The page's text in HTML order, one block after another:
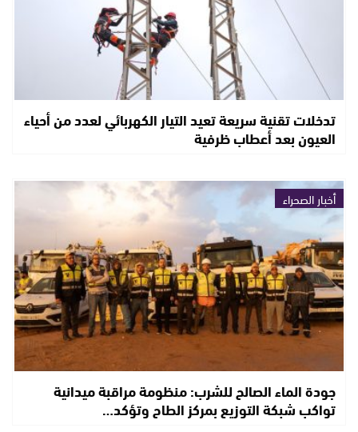
تدخلات تقنية سريعة تعيد التيار الكهربائي لعدد من أحياء
العيون بعد أعطاب ظرفية
أخبار الصحراء
جودة الماء الصالح للشرب: منظومة مراقبة ميدانية
تواكب شبكة التوزيع بمركز الطاح وتؤكد…